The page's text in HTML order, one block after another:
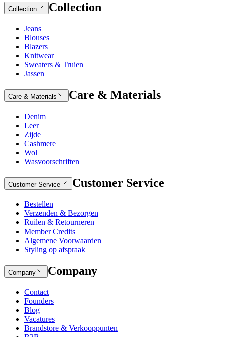
Collection Collection
Jeans
Blouses
Blazers
Knitwear
Sweaters & Truien
Jassen
Care & Materials Care & Materials
Denim
Leer
Zijde
Cashmere
Wol
Wasvoorschriften
Customer Service Customer Service
Bestellen
Verzenden & Bezorgen
Ruilen & Retourneren
Member Credits
Algemene Voorwaarden
Styling op afspraak
Company Company
Contact
Founders
Blog
Vacatures
Brandstore & Verkooppunten